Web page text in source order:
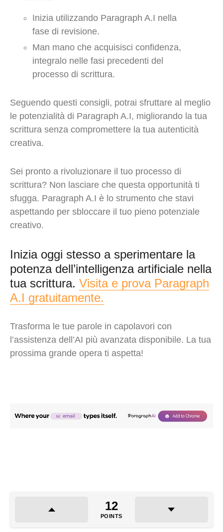
Inizia utilizzando Paragraph A.I nella
fase di revisione.
Man mano che acquisisci confidenza,
integralo nelle fasi precedenti del
processo di scrittura.
Seguendo questi consigli, potrai sfruttare al meglio
le potenzialità di Paragraph A.I, migliorando la tua
scrittura senza compromettere la tua autenticità
creativa.
Sei pronto a rivoluzionare il tuo processo di
scrittura? Non lasciare che questa opportunità ti
sfugga. Paragraph A.I è lo strumento che stavi
aspettando per sbloccare il tuo pieno potenziale
creativo.
Inizia oggi stesso a sperimentare la
potenza dell’intelligenza artificiale nella
tua scrittura. Visita e prova Paragraph
A.I gratuitamente.
Trasforma le tue parole in capolavori con
l’assistenza dell’AI più avanzata disponibile. La tua
prossima grande opera ti aspetta!
12
POINTS